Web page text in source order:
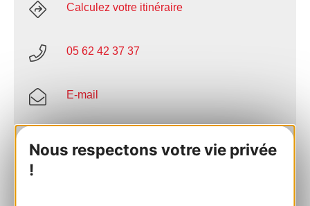
Nous respectons votre vie privée
!
Calculez votre itinéraire
05 62 42 37 37
E-mail